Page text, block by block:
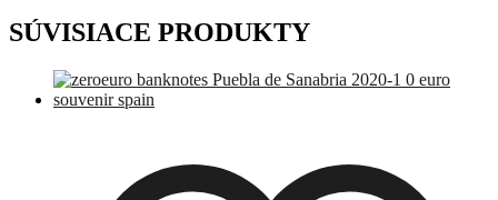
SÚVISIACE PRODUKTY